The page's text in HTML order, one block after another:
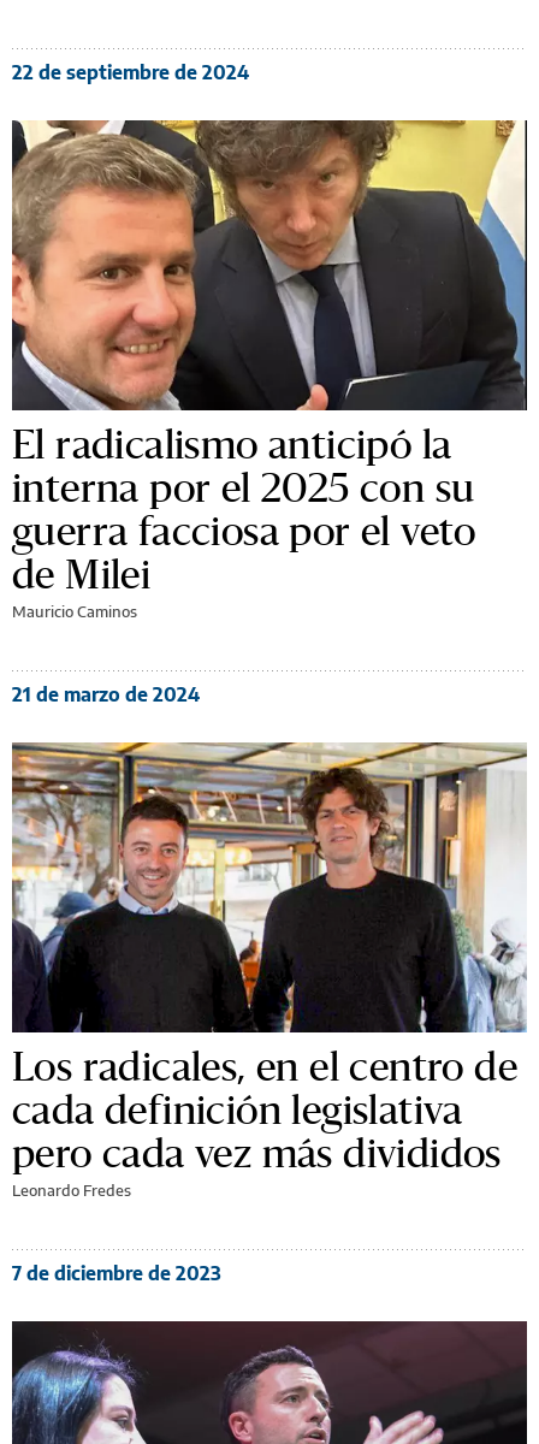
22 de septiembre de 2024
El radicalismo anticipó la
interna por el 2025 con su
guerra facciosa por el veto
de Milei
Mauricio Caminos
21 de marzo de 2024
Los radicales, en el centro de
cada definición legislativa
pero cada vez más divididos
Leonardo Fredes
7 de diciembre de 2023